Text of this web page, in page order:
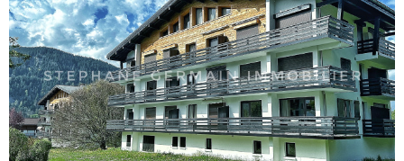
VOIR LE BIEN